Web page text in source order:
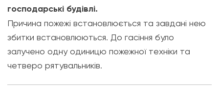
господарські будівлі.
Причина пожежі встановлюється та завдані нею
збитки встановлюються. До гасіння було
залучено одну одиницю пожежної техніки та
четверо рятувальників.